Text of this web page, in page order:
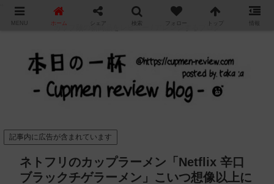
カップ麺の新商品をレビュー / アレンジするブログ
記事内に広告が含まれています
ネトフリのカップラーメン「Netflix 辛口
ブラックチゲラーメン」こいつ想像以上に
MENU ホーム シェア 検索 フォロー トップ 情報